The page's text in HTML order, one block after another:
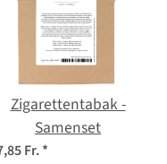
Zigarettentabak -
Samenset
Fr.*